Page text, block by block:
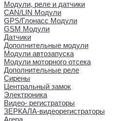
Модули, реле и датчики
CAN/LIN Модули
GPS/Глонасс Модули
GSM Модули
Датчики
Дополнительные модули
Модули автозапуска
Модули моторного отсека
Дополнительные реле
Сирены
Центральный замок
Электроника
Видео- регистраторы
ЗЕРКАЛА-видеорегистраторы
Arena